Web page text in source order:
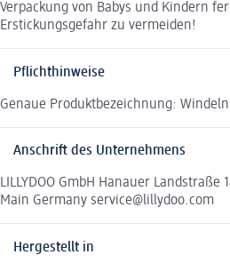
Verpackung von Babys und Kindern
Erstickungsgefahr zu vermeiden!
Pflichthinweise
Genaue Produktbezeichnung: Windeln
Anschrift des Unternehmens
LILLYDOO GmbH Hanauer Landstraße
Main Germany service@lillydoo.com
Hergestellt in